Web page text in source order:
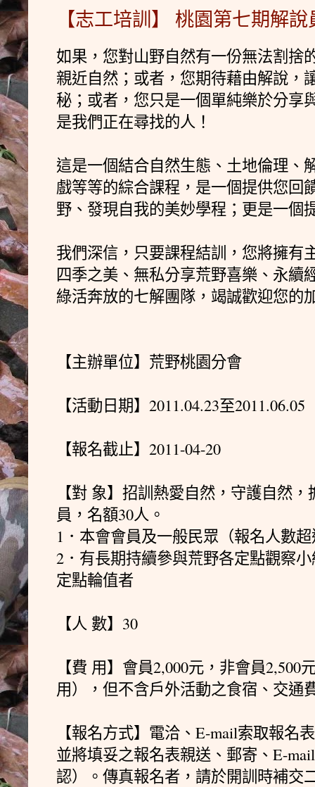
【志工培訓】 桃園第七期解
如果，您對山野自然有一份無法割捨
親近自然；或者，您期待藉由解說，
秘；或者，您只是一個單純樂於分
是我們正在尋找的人！
這是一個結合自然生態、土地倫理、
戲等等的綜合課程，是一個提供您回
野、發現自我的美妙學程；更是一個
我們深信，只要課程結訓，您將擁有
四季之美、無私分享荒野喜樂、永續
綠活奔放的七解團隊，竭誠歡迎您的
【主辦單位】荒野桃園分會
【活動日期】2011.04.23至2011.06.05
【報名截止】2011-04-20
【對 象】招訓熱愛自然，守護自然
員，名額30人。
1．本會會員及一般民眾（報名人數
2．有長期持續參與荒野各定點觀察
定點輪值者
【人 數】30
【費 用】會員2,000元，非會員
用），但不含戶外活動之食宿、交通
【報名方式】電洽、E-mail索取報名
並將填妥之報名表親送、郵寄、E-
認）。傳真報名者，請於開訓時補交